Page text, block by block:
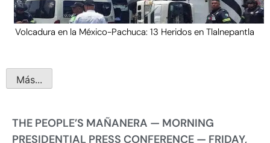
Volcadura en la México-Pachuca: 13 Heridos en Tlalnepantla
Más...
THE PEOPLE’S MAÑANERA — MORNING
PRESIDENTIAL PRESS CONFERENCE — FRIDAY,